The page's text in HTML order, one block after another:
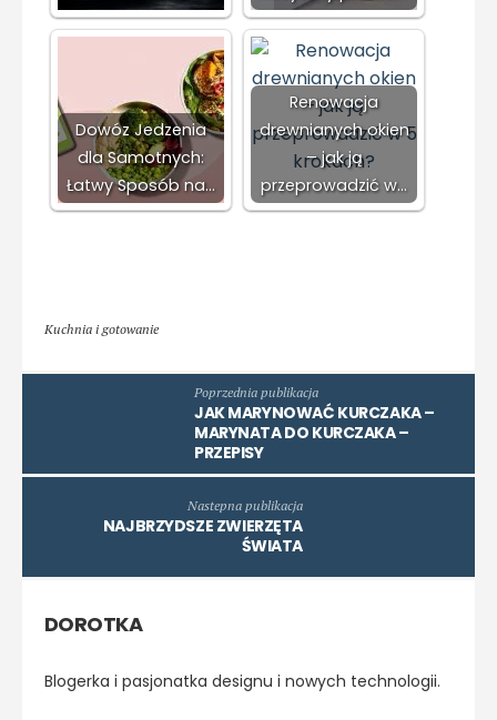
Dowóz Jedzenia
dla Samotnych:
Łatwy Sposób na…
Renowacja
drewnianych okien
– jak ją
przeprowadzić w…
Kuchnia i gotowanie
Poprzednia publikacja
JAK MARYNOWAĆ KURCZAKA –
MARYNATA DO KURCZAKA –
PRZEPISY
Nastepna publikacja
NAJBRZYDSZE ZWIERZĘTA
ŚWIATA
DOROTKA
Blogerka i pasjonatka designu i nowych technologii.